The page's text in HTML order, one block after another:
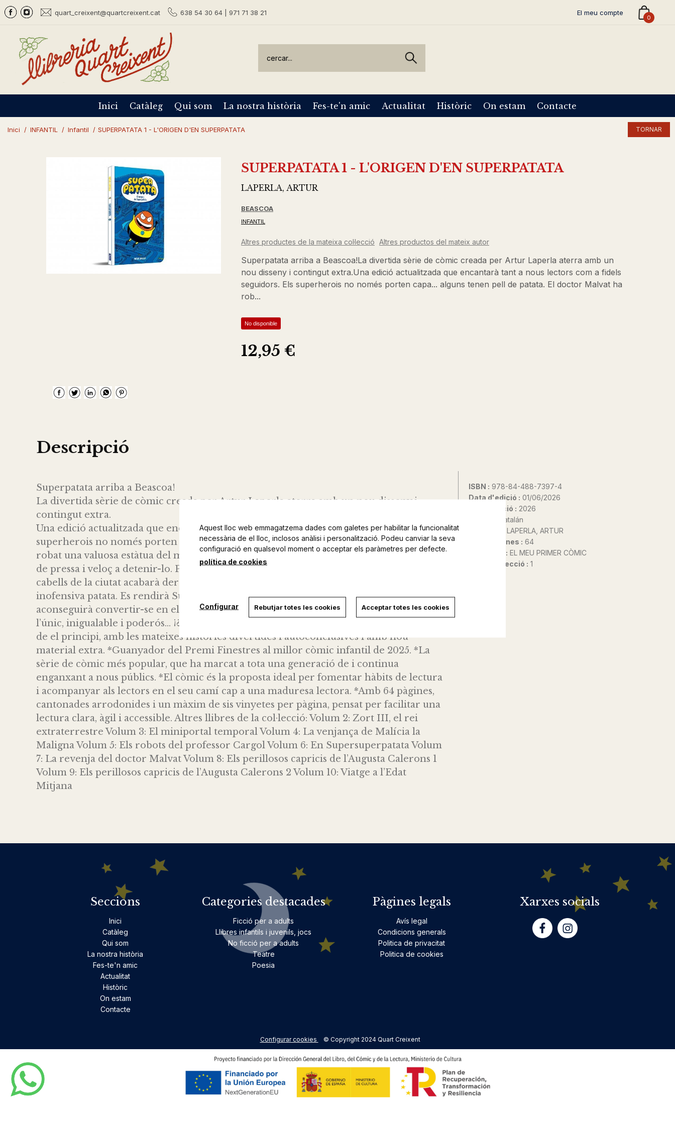
quart_creixent@quartcreixent.cat 638 54 30 64 | 971 71 38 21 El meu compte
0
Inici Catàleg Qui som La nostra història Fes-te'n amic Actualitat Històric On estam Contacte
Inici / INFANTIL / Infantil / SUPERPATATA 1 - L'ORIGEN D'EN SUPERPATATA TORNAR
SUPERPATATA 1 - L'ORIGEN D'EN SUPERPATATA
LAPERLA, ARTUR
BEASCOA
INFANTIL
Altres productes de la mateixa col·lecció Altres productos del mateix autor
Superpatata arriba a Beascoa!La divertida sèrie de còmic creada per Artur Laperla aterra amb un
nou disseny i contingut extra.Una edició actualitzada que encantarà tant a nous lectors com a fidels
seguidors. Els superherois no només porten capa... alguns tenen pell de patata. El doctor Malvat ha
rob...
No disponible
12,95 €
Descripció
ISBN : 978-84-488-7397-4
Data d'edició : 01/06/2026
Any d'edició : 2026
Catalán
LAPERLA, ARTUR
Nº de pàgines : 64
Col·lecció : EL MEU PRIMER CÒMIC
Nº de col·lecció : 1
Superpatata arriba a Beascoa!
La divertida sèrie de còmic creada per Artur Laperla aterra amb un nou disseny i
contingut extra.
Una edició actualitzada que encantarà tant a nous lectors com a fidels seguidors. Els
superherois no només porten capa... alguns tenen pell de patata. El doctor Malvat ha
robat una valuosa estàtua del museu de la ciutat i com sempre en Supermax, acudeix
de pressa i veloç a detenir-lo. Però per primera vegada, el superheroi amb els millors
cabells de la ciutat acabarà derrotat, plorant a llàgrima viva i convertit en una trista i
inofensiva patata. Es rendirà Supermax pel seu nou aspecte PATA-TÈTIC... o
aconseguirà convertir-se en el superheroi que la ciutat necessita? Es convertirà en
l’únic, inigualable i poderós... ¡¿SUPERPATATA?! Descobreix i redescobreix la sèrie des
de el principi, amb les mateixes històries divertides i autoconclusives i amb nou
material extra. *Guanyador del Premi Finestres al millor còmic infantil de 2025. *La
sèrie de còmic més popular, que ha marcat a tota una generació de i continua
enganxant a nous públics. *El còmic és la proposta ideal per fomentar hàbits de lectura
i acompanyar als lectors en el seu camí cap a una maduresa lectora. *Amb 64 pàgines,
cantonades arrodonides i un màxim de sis vinyetes per pàgina, pensat per facilitar una
lectura clara, àgil i accessible. Altres llibres de la col·lecció: Volum 2: Zort III, el rei
extraterrestre Volum 3: El miniportal temporal Volum 4: La venjança de Malícia la
Maligna Volum 5: Els robots del professor Cargol Volum 6: En Supersuperpatata Volum
7: La revenja del doctor Malvat Volum 8: Els perillosos capricis de l’Augusta Calerons 1
Volum 9: Els perillosos capricis de l’Augusta Calerons 2 Volum 10: Viatge a l’Edat
Mitjana
Seccions
Inici
Catàleg
Qui som
La nostra història
Fes-te'n amic
Actualitat
Històric
On estam
Contacte
Categories destacades
Ficció per a adults
Llibres infantils i juvenils, jocs
No ficció per a adults
Teatre
Poesia
Pàgines legals
Avís legal
Condicions generals
Politica de privacitat
Politica de cookies
Xarxes socials
Configurar cookies © Copyright 2024 Quart Creixent
Aquest lloc web emmagatzema dades com galetes per habilitar la funcionalitat
necessària de el lloc, inclosos anàlisi i personalització. Podeu canviar la seva
configuració en qualsevol moment o acceptar els paràmetres per defecte.
política de cookies
Configurar Rebutjar totes les cookies Acceptar totes les cookies